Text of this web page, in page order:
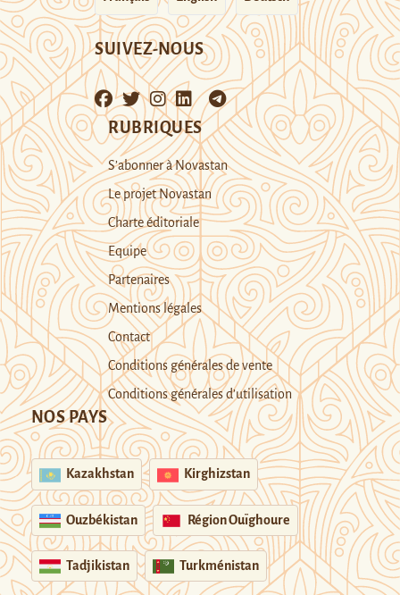
SUIVEZ-NOUS
RUBRIQUES
S’abonner à Novastan
Le projet Novastan
Charte éditoriale
Equipe
Partenaires
Mentions légales
Contact
Conditions générales de vente
Conditions générales d’utilisation
NOS PAYS
Kazakhstan Kirghizstan
Ouzbékistan Région Ouïghoure
Tadjikistan Turkménistan